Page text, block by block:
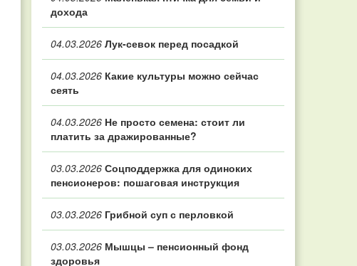
дохода
04.03.2026 Лук-севок перед посадкой
04.03.2026 Какие культуры можно сейчас
сеять
04.03.2026 Не просто семена: стоит ли
платить за дражированные?
03.03.2026 Соцподдержка для одиноких
пенсионеров: пошаговая инструкция
03.03.2026 Грибной суп с перловкой
03.03.2026 Мышцы – пенсионный фонд
здоровья